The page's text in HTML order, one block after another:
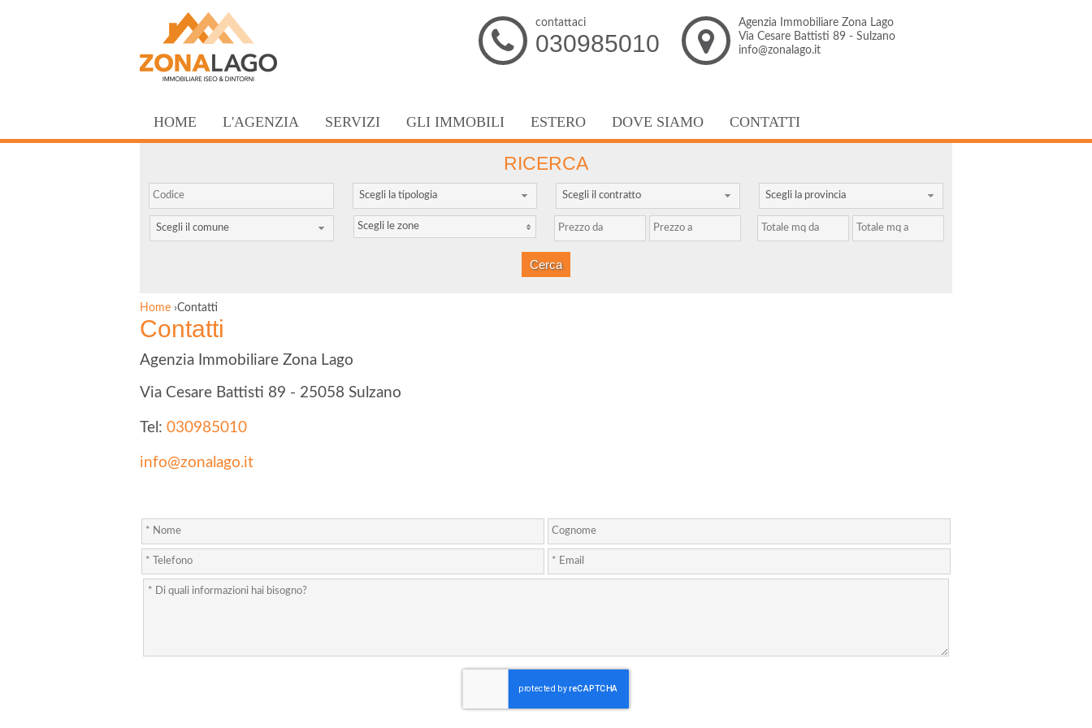
contattaci
030985010
Agenzia Immobiliare Zona Lago
Via Cesare Battisti 89 - Sulzano
info@zonalago.it
HOME L'AGENZIA SERVIZI GLI IMMOBILI ESTERO DOVE SIAMO CONTATTI
RICERCA
Scegli la tipologia Scegli il contratto Scegli la provincia
Scegli il comune Scegli le zone
Home ›Contatti
Contatti
Agenzia Immobiliare Zona Lago
Via Cesare Battisti 89 - 25058 Sulzano
Tel: 030985010
info@zonalago.it